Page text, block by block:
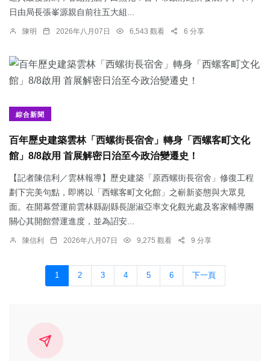
日由局長張峯源親自前往五大組...
陳明 2026年八月07日 6,543 觀看 6 分享
綜合新聞
百年歷史建築雲林「西螺街長宿舍」轉身「西螺客町文化
館」8/8啟用 首展解密日治至今政治變遷史！
【記者陳信利／雲林報導】歷史建築「原西螺街長宿舍」修復工程
劃下完美句點，即將以「西螺客町文化館」之嶄新姿態與大眾見
面。在開幕營運前雲林縣副縣長謝淑亞率文化觀光處及客家輔導團
關心其開館營運進度，並為詔安...
陳信利 2026年八月07日 9,275 觀看 9 分享
1 2 3 4 5 6 下一頁